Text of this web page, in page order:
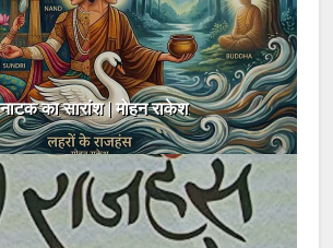
का सारांश | मोहन राकेश